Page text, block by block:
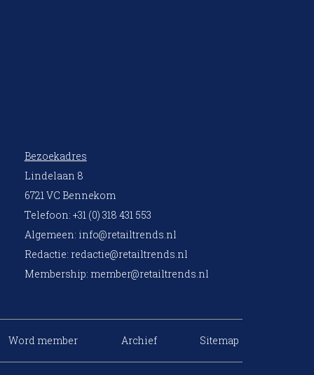
Bezoekadres
Lindelaan 8
6721 VC Bennekom
Telefoon: +31 (0) 318 431 553
Algemeen: info@retailtrends.nl
Redactie: redactie@retailtrends.nl
Membership: member@retailtrends.nl
Word member Archief Sitemap